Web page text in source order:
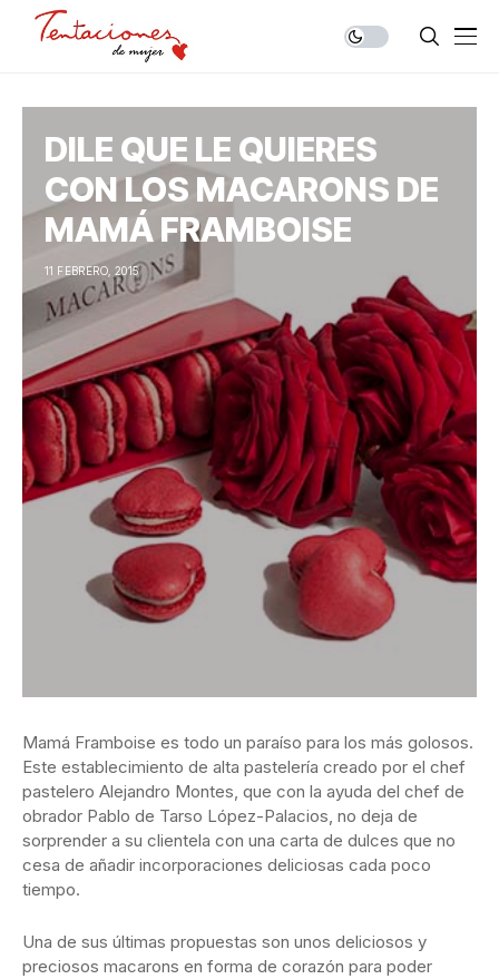
DILE QUE LE QUIERES
CON LOS MACARONS DE
MAMÁ FRAMBOISE
11 FEBRERO, 2015
Mamá Framboise es todo un paraíso para los más golosos.
Este establecimiento de alta pastelería creado por el chef
pastelero Alejandro Montes, que con la ayuda del chef de
obrador Pablo de Tarso López-Palacios, no deja de
sorprender a su clientela con una carta de dulces que no
cesa de añadir incorporaciones deliciosas cada poco
tiempo.
Una de sus últimas propuestas son unos deliciosos y
preciosos macarons en forma de corazón para poder